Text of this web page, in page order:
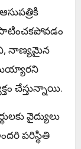
పాటించకపోవడం
నాణ్యమైన
చేస్తున్నాయి.
వైద్యులు
పరిస్థితి